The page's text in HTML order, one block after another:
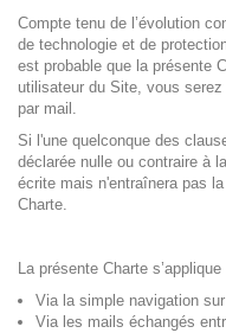
Compte tenu de l’évolution
de technologie et de
est probable que la présente
utilisateur du Site, vous
par mail.
Si l'une quelconque des
déclarée nulle ou contraire à
écrite mais n'entraînera pas
Charte.
La présente Charte
Via la simple navigation
Via les mails échangés